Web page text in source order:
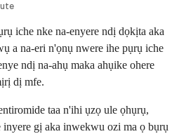
iche nke na-enyere ndị dọkịta aka
a na-eri n'ọnụ nwere ihe pụrụ iche
ndị na-ahụ maka ahụike ohere
dị mfe.
taa n'ihi ụzọ ule ọhụrụ,
gị aka inwekwu ozi ma ọ bụrụ